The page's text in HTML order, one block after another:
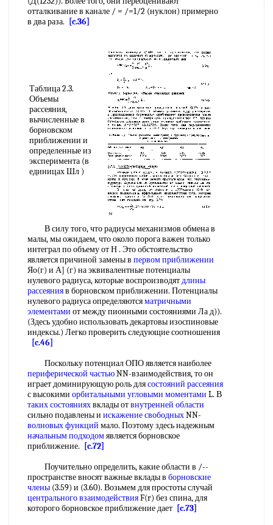
отталкивание в канале / = /=1/2 (нуклон) примерно
в два раза.
[c.36]
Таблица 2.3.
Объемы
рассеяния,
вычисленные в
борновском
приближении и
определенные из
эксперимента (в
единицах Шл )
В силу того, что радиусы механизмов обмена в
малы, мы ожидаем, что около порога важен только
интеграл по объему от Н . Это обстоятельство
является причиной замены в первом приближении
Яо(г) и А] (г) на эквивалентные потенциалы
нулевого радиуса, которые воспроизводятдлины
рассеянияв борновском приближении. Потенциалы
нулевого радиуса определяютсяматричными
элементами от между пионными состояниями Ла д)).
(Здесь удобно использовать декартовы изоспиновые
индексы.) Легко проверить следующие соотношения
[c.46]
Поскольку потенциал ОПО является наиболее
периферической частьюNN-взаимодействия, то он
играет доминирующую роль длясостояний рассеяния
с высокими орбитальными угловыми моментами L. В
таких состоянияхвклады отвнутренней области
сильно подавлены и искажение свободныхNN-
волновых функций мало. Поэтому здесь надежным
начальным подходомявляется борновское
приближение.
[c.72]
Поучительно определить, какие области в /--
пространстве вносят важные вклады в борновские
члены (3.59) и (3.60). Возьмем для простоты случай
центрального взаимодействияF(r) без спина, для
которого борновское приближение дает [c.73]